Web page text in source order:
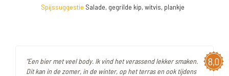
Spijssuggestie Salade, gegrilde kip, witvis, plankje
8,0
"Een bier met veel body. Ik vind het verassend lekker smaken.
Dit kan in de zomer, in de winter, op het terras en ook tijdens